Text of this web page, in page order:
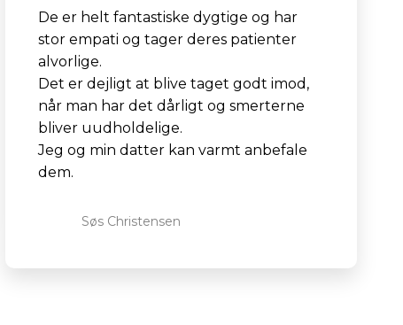
De er helt fantastiske dygtige og har
stor empati og tager deres patienter
alvorlige.
Det er dejligt at blive taget godt imod,
når man har det dårligt og smerterne
bliver uudholdelige.
Jeg og min datter kan varmt anbefale
dem.
Søs Christensen​